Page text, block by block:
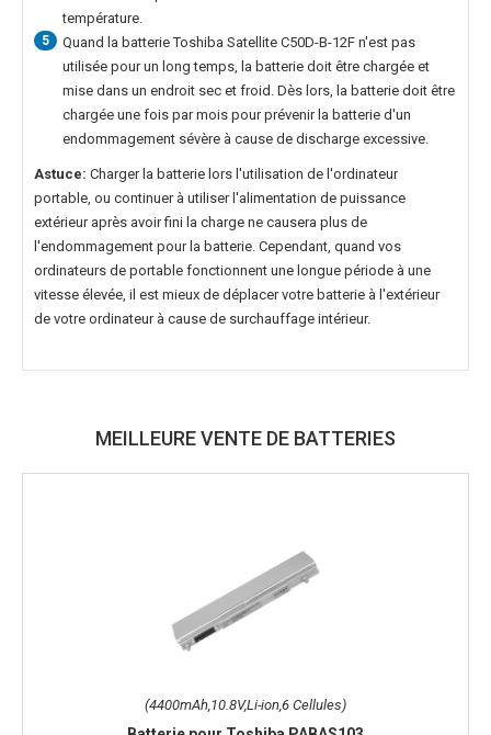
température.
5 Quand la batterie Toshiba Satellite C50D-B-12F n'est pas
utilisée pour un long temps, la batterie doit être chargée et
mise dans un endroit sec et froid. Dès lors, la batterie doit être
chargée une fois par mois pour prévenir la batterie d'un
endommagement sévère à cause de discharge excessive.
Astuce: Charger la batterie lors l'utilisation de l'ordinateur
portable, ou continuer à utiliser l'alimentation de puissance
extérieur après avoir fini la charge ne causera plus de
l'endommagement pour la batterie. Cependant, quand vos
ordinateurs de portable fonctionnent une longue période à une
vitesse élevée, il est mieux de déplacer votre batterie à l'extérieur
de votre ordinateur à cause de surchauffage intérieur.
MEILLEURE VENTE DE BATTERIES
(4400mAh,10.8V,Li-ion,6 Cellules)